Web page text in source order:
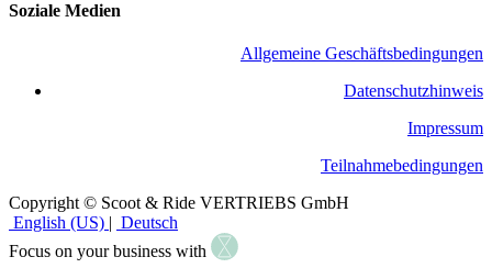
Soziale Medien
Allgemeine Geschäftsbedingungen
​Datenschutzhinweis
Impressum
Teilnahmebedingungen
Copyright © Scoot & Ride VERTRIEBS GmbH
English (US) | Deutsch
Focus on your business with